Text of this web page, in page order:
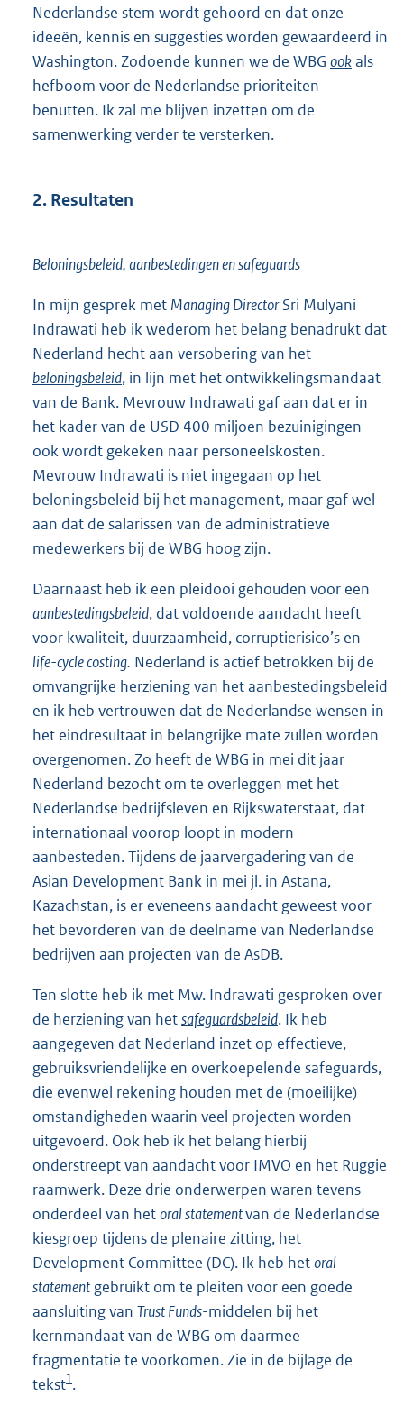
Nederlandse stem wordt gehoord en dat onze
ideeën, kennis en suggesties worden gewaardeerd in
Washington. Zodoende kunnen we de WBG ookals
hefboom voor de Nederlandse prioriteiten
benutten. Ik zal me blijven inzetten om de
samenwerking verder te versterken.
2. Resultaten
Beloningsbeleid, aanbestedingen en safeguards
In mijn gesprek met Managing DirectorSri Mulyani
Indrawati heb ik wederom het belang benadrukt dat
Nederland hecht aan versobering van het
beloningsbeleid, in lijn met het ontwikkelingsmandaat
van de Bank. Mevrouw Indrawati gaf aan dat er in
het kader van de USD 400 miljoen bezuinigingen
ook wordt gekeken naar personeelskosten.
Mevrouw Indrawati is niet ingegaan op het
beloningsbeleid bij het management, maar gaf wel
aan dat de salarissen van de administratieve
medewerkers bij de WBG hoog zijn.
Daarnaast heb ik een pleidooi gehouden voor een
aanbestedingsbeleid, dat voldoende aandacht heeft
voor kwaliteit, duurzaamheid, corruptierisico’s en
life-cycle costing. Nederland is actief betrokken bij de
omvangrijke herziening van het aanbestedingsbeleid
en ik heb vertrouwen dat de Nederlandse wensen in
het eindresultaat in belangrijke mate zullen worden
overgenomen. Zo heeft de WBG in mei dit jaar
Nederland bezocht om te overleggen met het
Nederlandse bedrijfsleven en Rijkswaterstaat, dat
internationaal voorop loopt in modern
aanbesteden. Tijdens de jaarvergadering van de
Asian Development Bank in mei jl. in Astana,
Kazachstan, is er eveneens aandacht geweest voor
het bevorderen van de deelname van Nederlandse
bedrijven aan projecten van de AsDB.
Ten slotte heb ik met Mw. Indrawati gesproken over
de herziening van hetsafeguardsbeleid. Ik heb
aangegeven dat Nederland inzet op effectieve,
gebruiksvriendelijke en overkoepelende safeguards,
die evenwel rekening houden met de (moeilijke)
omstandigheden waarin veel projecten worden
uitgevoerd. Ook heb ik het belang hierbij
onderstreept van aandacht voor IMVO en het Ruggie
raamwerk. Deze drie onderwerpen waren tevens
onderdeel van hetoral statementvan de Nederlandse
kiesgroep tijdens de plenaire zitting, het
Development Committee (DC). Ik heb hetoral
statement gebruikt om te pleiten voor een goede
aansluiting van Trust Funds-middelen bij het
kernmandaat van de WBG om daarmee
fragmentatie te voorkomen. Zie in de bijlage de
tekst1.